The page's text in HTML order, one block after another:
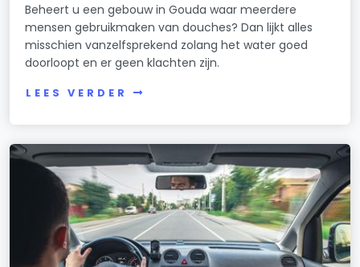
Beheert u een gebouw in Gouda waar meerdere
mensen gebruikmaken van douches? Dan lijkt alles
misschien vanzelfsprekend zolang het water goed
doorloopt en er geen klachten zijn.
LEES VERDER